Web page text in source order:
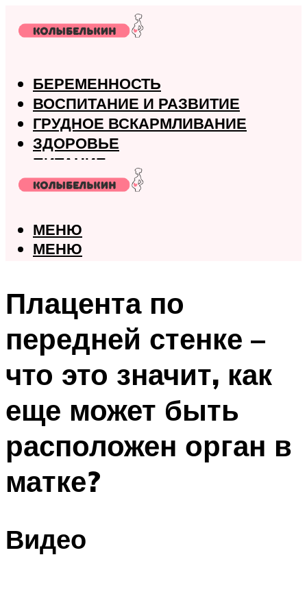
БЕРЕМЕННОСТЬ
ВОСПИТАНИЕ И РАЗВИТИЕ
ГРУДНОЕ ВСКАРМЛИВАНИЕ
ЗДОРОВЬЕ
ПИТАНИЕ
РОДЫ
МЕНЮ
МЕНЮ
Плацента по
передней стенке –
что это значит, как
еще может быть
расположен орган в
матке?
Видео